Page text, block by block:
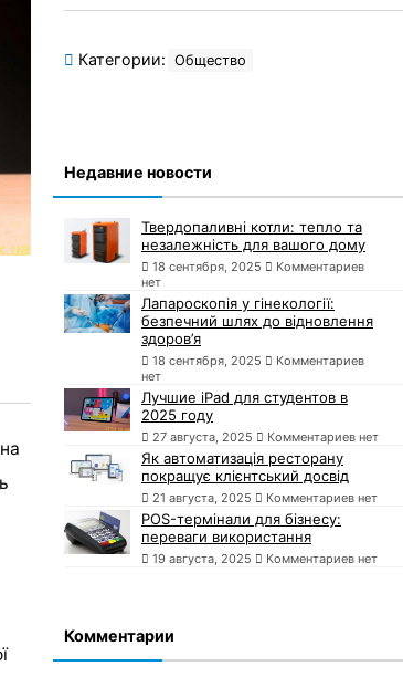
Категории: Общество
Недавние новости
Твердопаливні котли: тепло та
незалежність для вашого дому
18 сентября, 2025
Комментариев
нет
Лапароскопія у гінекології:
безпечний шлях до відновлення
здоров’я
18 сентября, 2025
Комментариев
нет
Лучшие iPad для студентов в
2025 году
27 августа, 2025 Комментариев нет
Як автоматизація ресторану
покращує клієнтський досвід
21 августа, 2025 Комментариев нет
POS-термінали для бізнесу:
переваги використання
19 августа, 2025 Комментариев нет
Комментарии